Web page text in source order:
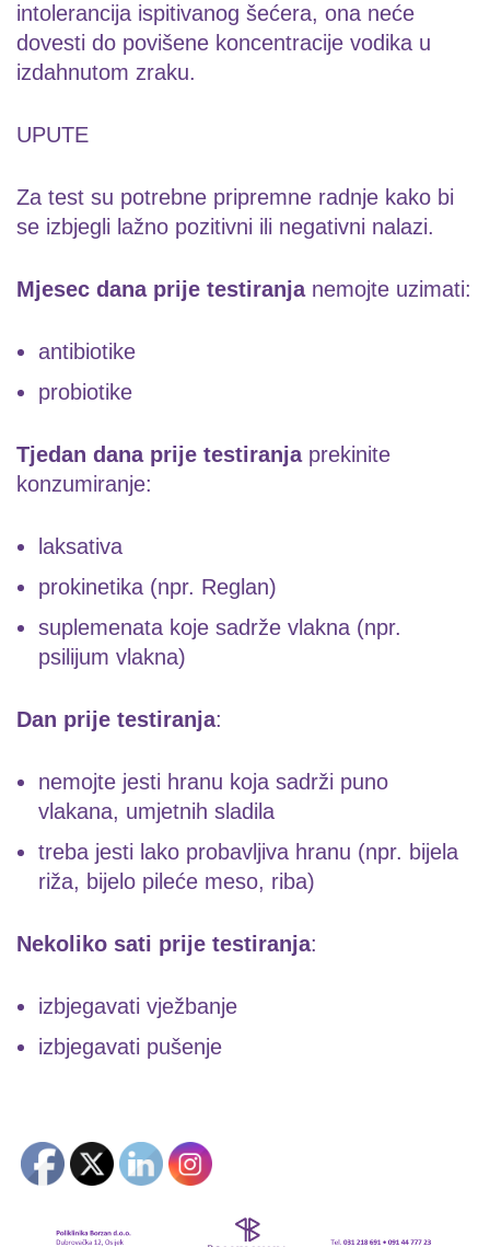
intolerancija ispitivanog šećera, ona neće
dovesti do povišene koncentracije vodika u
izdahnutom zraku.
UPUTE
Za test su potrebne pripremne radnje kako bi
se izbjegli lažno pozitivni ili negativni nalazi.
Mjesec dana prije testiranjanemojte uzimati:
antibiotike
probiotike
Tjedan dana prije testiranjaprekinite
konzumiranje:
laksativa
prokinetika (npr. Reglan)
suplemenata koje sadrže vlakna (npr.
psilijum vlakna)
Dan prije testiranja:
nemojte jesti hranu koja sadrži puno
vlakana, umjetnih sladila
treba jesti lako probavljiva hranu (npr. bijela
riža, bijelo pileće meso, riba)
Nekoliko sati prije testiranja:
izbjegavati vježbanje
izbjegavati pušenje